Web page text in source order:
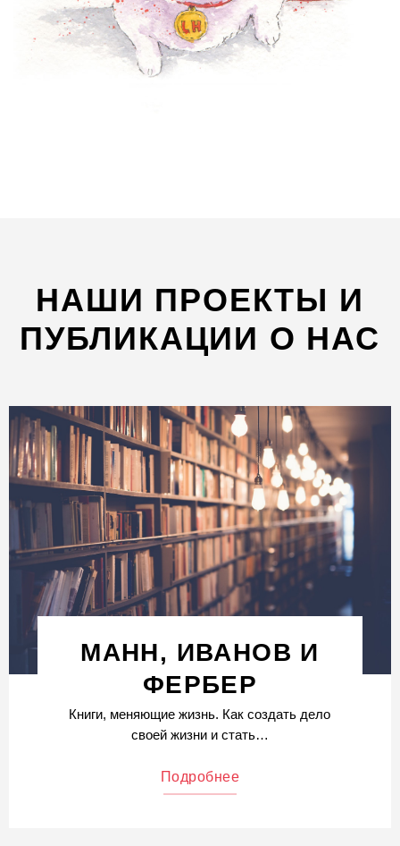
НАШИ ПРОЕКТЫ И
ПУБЛИКАЦИИ О НАС
МАНН, ИВАНОВ И
ФЕРБЕР
Книги, меняющие жизнь. Как создать дело
своей жизни и стать…
Подробнее